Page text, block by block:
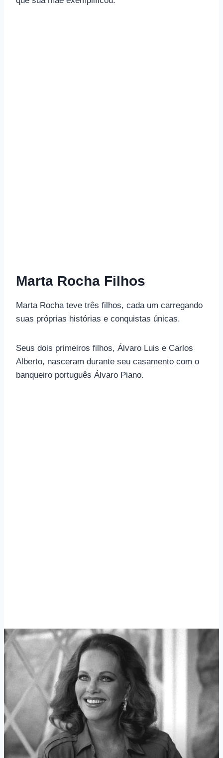
Marta Rocha Filhos
Marta Rocha teve três filhos, cada um carregando
suas próprias histórias e conquistas únicas.
Seus dois primeiros filhos, Álvaro Luis e Carlos
Alberto, nasceram durante seu casamento com o
banqueiro português Álvaro Piano.